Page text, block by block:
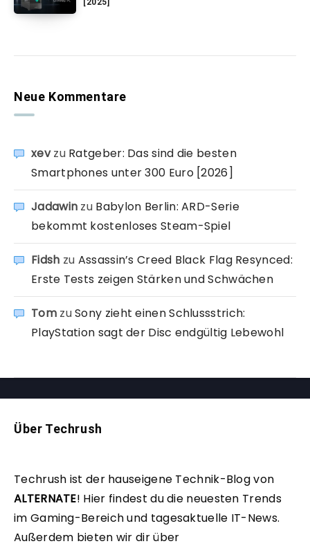
Neue Kommentare
xevzu Ratgeber: Das sind die besten
Smartphones unter 300 Euro [2026]
Jadawin zu Babylon Berlin: ARD-Serie
bekommt kostenloses Steam-Spiel
Fidsh zu Assassin’s Creed Black Flag Resynced:
Erste Tests zeigen Stärken und Schwächen
TomzuSony zieht einen Schlussstrich:
PlayStation sagt der Disc endgültig Lebewohl
Über Techrush
Techrush ist der hauseigene Technik-Blog von
ALTERNATE! Hier findest du die neuesten Trends
im Gaming-Bereich und tagesaktuelle IT-News.
Außerdem bieten wir dir über